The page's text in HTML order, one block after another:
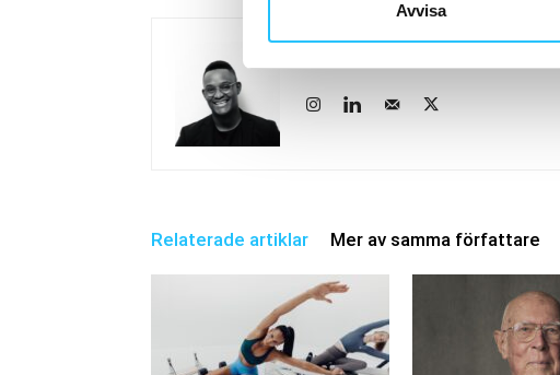
Avvisa
Relaterade artiklar Mer av samma författare